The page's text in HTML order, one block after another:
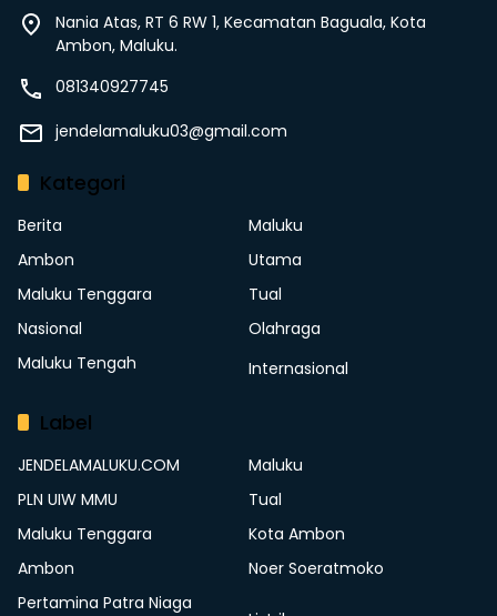
Nania Atas, RT 6 RW 1, Kecamatan Baguala, Kota
Ambon, Maluku.
081340927745
jendelamaluku03@gmail.com
Kategori
Berita
Maluku
Ambon
Utama
Maluku Tenggara
Tual
Nasional
Olahraga
Maluku Tengah
Internasional
Label
JENDELAMALUKU.COM
Maluku
PLN UIW MMU
Tual
Maluku Tenggara
Kota Ambon
Ambon
Noer Soeratmoko
Pertamina Patra Niaga